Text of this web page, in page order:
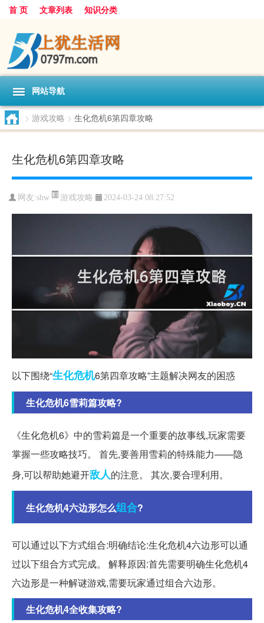
首 页 文章列表 知识分类
网站导航
> 游戏攻略 > 生化危机6第四章攻略
生化危机6第四章攻略
网友:shw 游戏攻略 2024-03-24 08:27:52
以下围绕“生化危机6第四章攻略”主题解决网友的困惑
生化危机6雪莉篇攻略?
《生化危机6》中的雪莉篇是一个重要的故事线,玩家需要
掌握一些攻略技巧。 首先,要善用雪莉的特殊能力——隐
身,可以帮助她避开敌人的注意。 其次,要合理利用。
生化危机4六边形怎么组合?
可以通过以下方式组合:明确结论:生化危机4六边形可以通
过以下组合方式完成。 解释原因:首先需要明确生化危机4
六边形是一种解谜游戏,需要玩家通过组合六边形。
生化危机4全收集攻略?